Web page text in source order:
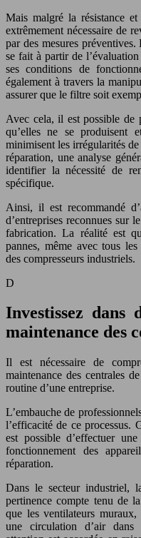
Mais malgré la résistance
extrêmement nécessaire de
par des mesures
se fait à partir de
ses conditions de
également à travers la
assurer que le filtre soit
Avec cela, il est possible de
qu’elles ne se produisent
minimisent les irrégularités
réparation, une analyse
identifier la nécessité de
spécifique.
Ainsi, il est recommandé
d’entreprises reconnues sur
fabrication. La réalité est
pannes, même avec tous
des compresseurs industriels.
D
Investissez dans
maintenance des
Il est nécessaire de
maintenance des centrales
routine d’une entreprise.
L’embauche de
l’efficacité de ce processus.
est possible d’effectuer
fonctionnement des
réparation.
Dans le secteur industriel,
pertinence compte tenu de
que les ventilateurs muraux,
une circulation d’air dans